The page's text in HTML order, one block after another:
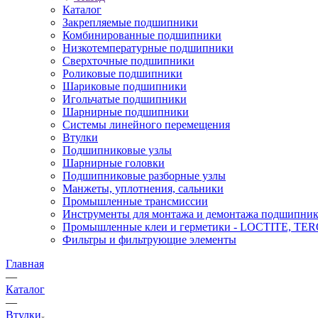
Каталог
Закрепляемые подшипники
Комбинированные подшипники
Низкотемпературные подшипники
Сверхточные подшипники
Роликовые подшипники
Шариковые подшипники
Игольчатые подшипники
Шарнирные подшипники
Системы линейного перемещения
Втулки
Подшипниковые узлы
Шарнирные головки
Подшипниковые разборные узлы
Манжеты, уплотнения, сальники
Промышленные трансмиссии
Инструменты для монтажа и демонтажа
Промышленные клеи и герметики - LOCTITE,
Фильтры и фильтрующие элементы
Главная
—
Каталог
—
Втулки